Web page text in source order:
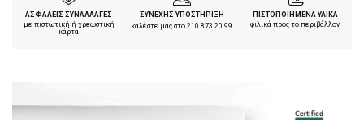
ΑΣΦΑΛΕΙΣ ΣΥΝΑΛΛΑΓΕΣ
με πιστωτική ή χρεωστική
κάρτα
ΣΥΝΕΧΗΣ ΥΠΟΣΤΗΡΙΞΗ
καλέστε μας στο210.873.20.99
ΠΙΣΤΟΠΟΙΗΜΕΝΑ ΥΛΙΚΑ
φιλικά προς το περιβάλλον